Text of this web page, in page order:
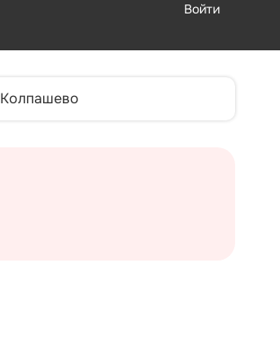
Войти
Колпашево